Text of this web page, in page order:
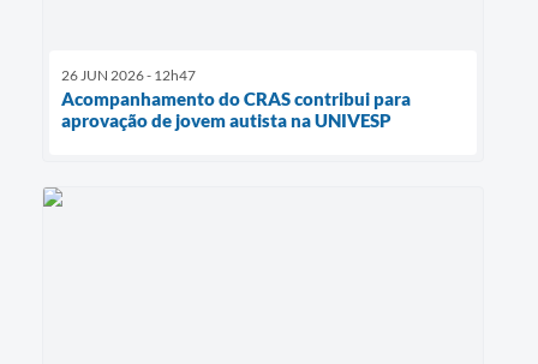
26 JUN 2026 - 12h47
Acompanhamento do CRAS contribui para
aprovação de jovem autista na UNIVESP